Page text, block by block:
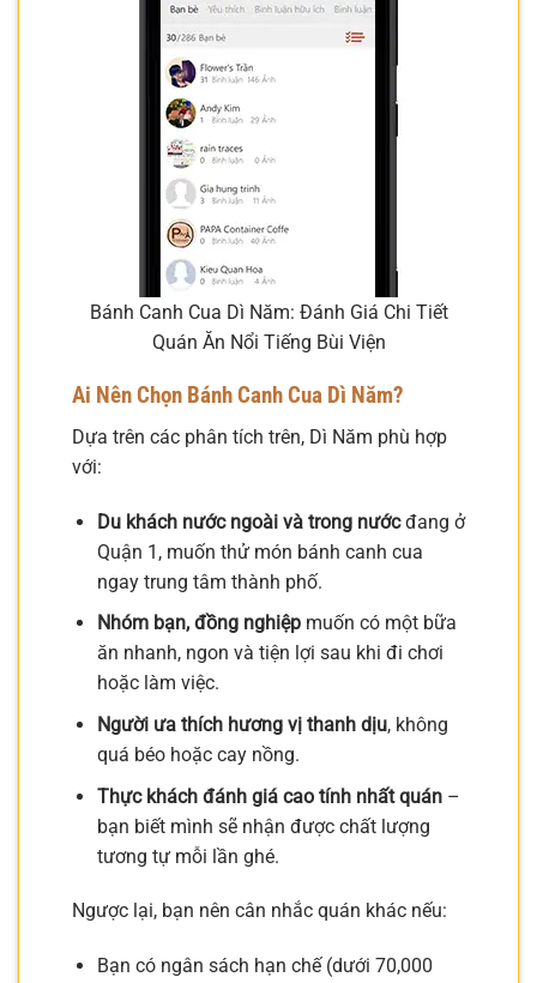
Bánh Canh Cua Dì Năm: Đánh Giá Chi Tiết
Quán Ăn Nổi Tiếng Bùi Viện
Ai Nên Chọn Bánh Canh Cua Dì Năm?
Dựa trên các phân tích trên, Dì Năm phù hợp
với:
Du khách nước ngoài và trong nướcđang ở
Quận 1, muốn thử món bánh canh cua
ngay trung tâm thành phố.
Nhóm bạn, đồng nghiệpmuốn có một bữa
ăn nhanh, ngon và tiện lợi sau khi đi chơi
hoặc làm việc.
Người ưa thích hương vị thanh dịu, không
quá béo hoặc cay nồng.
Thực khách đánh giá cao tính nhất quán–
bạn biết mình sẽ nhận được chất lượng
tương tự mỗi lần ghé.
Ngược lại, bạn nên cân nhắc quán khác nếu:
Bạn có ngân sách hạn chế (dưới 70,000